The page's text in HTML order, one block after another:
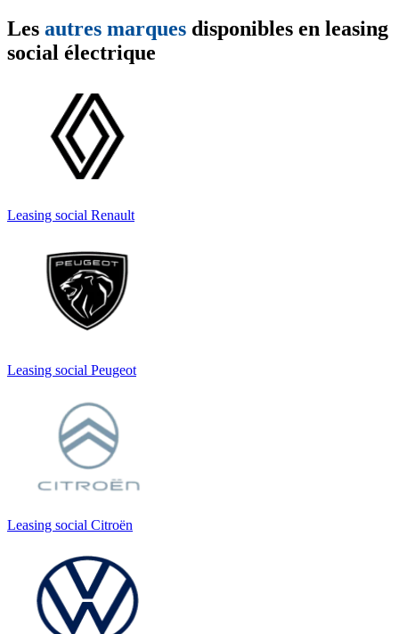
Les autres marques disponibles en leasing
social électrique
Leasing social Renault
Leasing social Peugeot
Leasing social Citroën